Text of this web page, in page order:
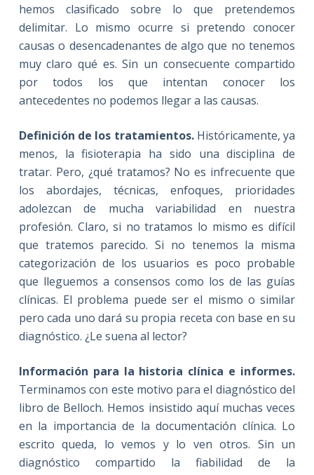
hemos clasificado sobre lo que pretendemos
delimitar. Lo mismo ocurre si pretendo conocer
causas o desencadenantes de algo que no tenemos
muy claro qué es. Sin un consecuente compartido
por todos los que intentan conocer los
antecedentes no podemos llegar a las causas.
Definición de los tratamientos. Históricamente, ya
menos, la fisioterapia ha sido una disciplina de
tratar. Pero, ¿qué tratamos? No es infrecuente que
los abordajes, técnicas, enfoques, prioridades
adolezcan de mucha variabilidad en nuestra
profesión. Claro, si no tratamos lo mismo es difícil
que tratemos parecido. Si no tenemos la misma
categorización de los usuarios es poco probable
que lleguemos a consensos como los de las guías
clínicas. El problema puede ser el mismo o similar
pero cada uno dará su propia receta con base en su
diagnóstico. ¿Le suena al lector?
Información para la historia clínica e informes.
Terminamos con este motivo para el diagnóstico del
libro de Belloch. Hemos insistido aquí muchas veces
en la importancia de la documentación clínica. Lo
escrito queda, lo vemos y lo ven otros. Sin un
diagnóstico compartido la fiabilidad de la